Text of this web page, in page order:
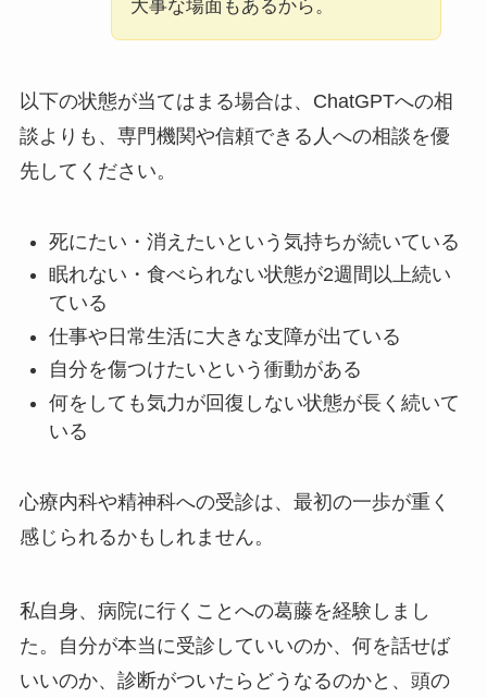
大事な場面もあるから。
以下の状態が当てはまる場合は、ChatGPTへの相
談よりも、専門機関や信頼できる人への相談を優
先してください。
死にたい・消えたいという気持ちが続いている
眠れない・食べられない状態が2週間以上続い
ている
仕事や日常生活に大きな支障が出ている
自分を傷つけたいという衝動がある
何をしても気力が回復しない状態が長く続いて
いる
心療内科や精神科への受診は、最初の一歩が重く
感じられるかもしれません。
私自身、病院に行くことへの葛藤を経験しまし
た。自分が本当に受診していいのか、何を話せば
いいのか、診断がついたらどうなるのかと、頭の